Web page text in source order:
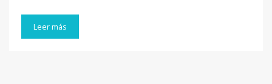
Leer más